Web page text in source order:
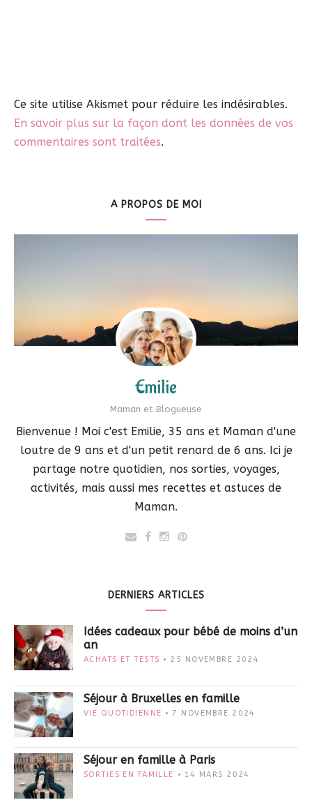
Ce site utilise Akismet pour réduire les indésirables.
En savoir plus sur la façon dont les données de vos
commentaires sont traitées.
A PROPOS DE MOI
Emilie
Maman et Blogueuse
Bienvenue ! Moi c'est Emilie, 35 ans et Maman d'une
loutre de 9 ans et d'un petit renard de 6 ans. Ici je
partage notre quotidien, nos sorties, voyages,
activités, mais aussi mes recettes et astuces de
Maman.
DERNIERS ARTICLES
Idées cadeaux pour bébé de moins d’un
an
ACHATS ET TESTS 25 NOVEMBRE 2024
Séjour à Bruxelles en famille
VIE QUOTIDIENNE 7 NOVEMBRE 2024
Séjour en famille à Paris
SORTIES EN FAMILLE 14 MARS 2024